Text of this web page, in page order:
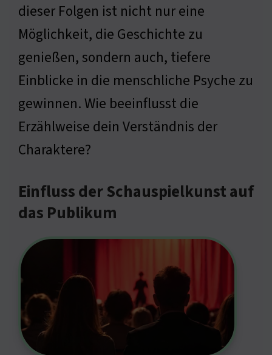
dieser Folgen ist nicht nur eine
Möglichkeit, die Geschichte zu
genießen, sondern auch, tiefere
Einblicke in die menschliche Psyche zu
gewinnen. Wie beeinflusst die
Erzählweise dein Verständnis der
Charaktere?
Einfluss der Schauspielkunst auf
das Publikum